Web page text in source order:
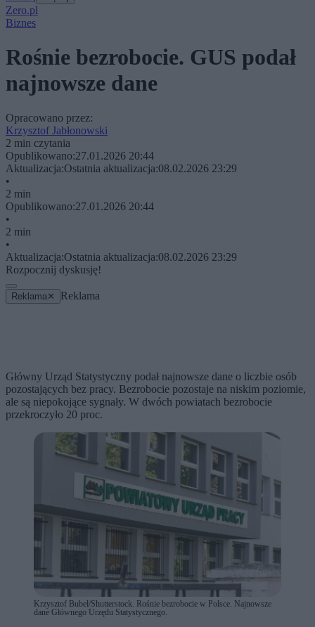
Zero.pl
Biznes
Rośnie bezrobocie. GUS podał
najnowsze dane
Opracowano przez:
Krzysztof Jabłonowski
2 min czytania
Opublikowano:27.01.2026 20:44
Aktualizacja:Ostatnia aktualizacja:08.02.2026 23:29
•
2 min
Opublikowano:27.01.2026 20:44
•
2 min
•
Aktualizacja:Ostatnia aktualizacja:08.02.2026 23:29
Rozpocznij dyskusję!
Reklama ✕ Reklama
Główny Urząd Statystyczny podał najnowsze dane o liczbie osób
pozostających bez pracy. Bezrobocie pozostaje na niskim poziomie,
ale są niepokojące sygnały. W dwóch powiatach bezrobocie
przekroczyło 20 proc.
Krzysztof Bubel/Shutterstock. Rośnie bezrobocie w Polsce. Najnowsze
dane Głównego Urzędu Statystycznego.